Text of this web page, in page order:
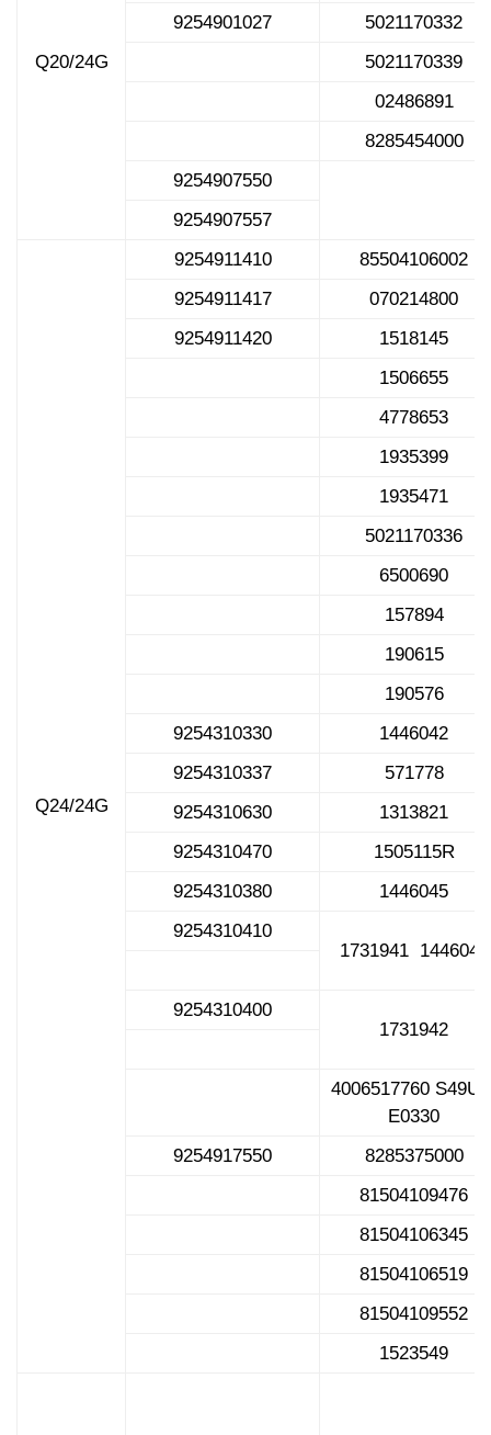
Q20/24G
9254901027
5021170332
5021170339
02486891
8285454000
9254907550
9254907557
Q24/24G
9254911410
85504106002
9254911417
070214800
9254911420
1518145
1506655
4778653
1935399
1935471
5021170336
6500690
157894
190615
190576
9254310330
1446042
9254310337
571778
9254310630
1313821
9254310470
1505115R
9254310380
1446045
9254310410
1731941 1446046
9254310400
1731942
4006517760
E0330
9254917550
8285375000
81504109476
81504106345
81504106519
81504109552
1523549